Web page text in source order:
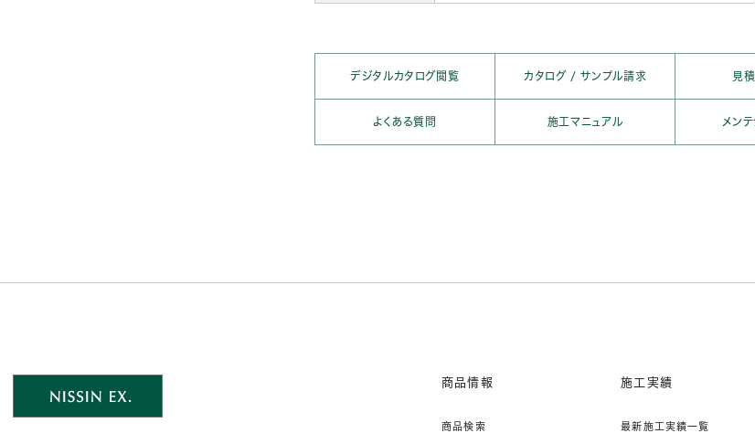
デジタルカタログ閲覧 カタログ / サンプル請求 見
よくある質問 施工マニュアル メン
商品情報
商品検索
施工実績
最新施工実績一覧